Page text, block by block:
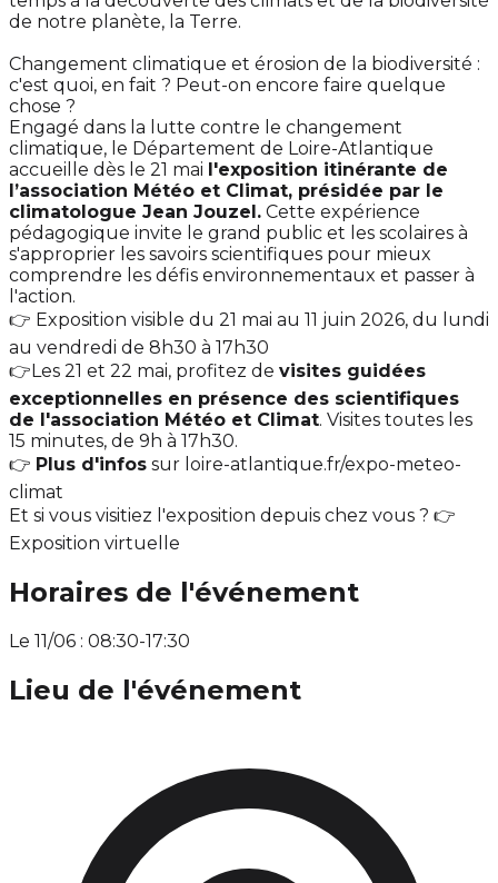
de notre planète, la Terre.
Changement climatique et érosion de la biodiversité :
c'est quoi, en fait ? Peut-on encore faire quelque
chose ?
Engagé dans la lutte contre le changement
climatique, le Département de Loire-Atlantique
accueille dès le 21 mai l'exposition itinérante de
l’association Météo et Climat, présidée par le
climatologue Jean Jouzel. Cette expérience
pédagogique invite le grand public et les scolaires à
s'approprier les savoirs scientifiques pour mieux
comprendre les défis environnementaux et passer à
l'action.
👉 Exposition visible du 21 mai au 11 juin 2026, du lundi
au vendredi de 8h30 à 17h30
👉Les 21 et 22 mai, profitez de visites guidées
exceptionnelles en présence des scientifiques
de l'association Météo et Climat. Visites toutes les
15 minutes, de 9h à 17h30.
👉 Plus d'infos sur loire-atlantique.fr/expo-meteo-
climat
Et si vous visitiez l'exposition depuis chez vous ? 👉
Exposition virtuelle
Horaires de l'événement
Le 11/06 : 08:30-17:30
Lieu de l'événement